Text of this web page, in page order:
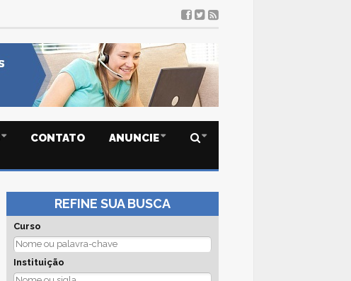
CONTATO ANUNCIE
REFINE SUA BUSCA
Curso
Instituição